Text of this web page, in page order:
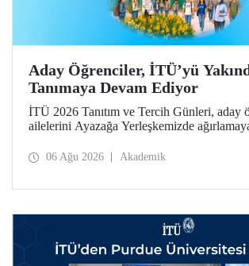
Aday Öğrenciler, İTÜ’yü
Tanımaya Devam Ediyor
İTÜ 2026 Tanıtım ve Tercih Günleri, aday
ailelerini Ayazağa Yerleşkemizde
ilgili fakülte ve birimler adaylara bilgi
06 Ağu 2026 Akademik